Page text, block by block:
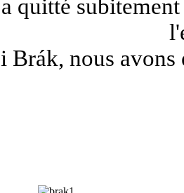
quitté
Brák, nous avons